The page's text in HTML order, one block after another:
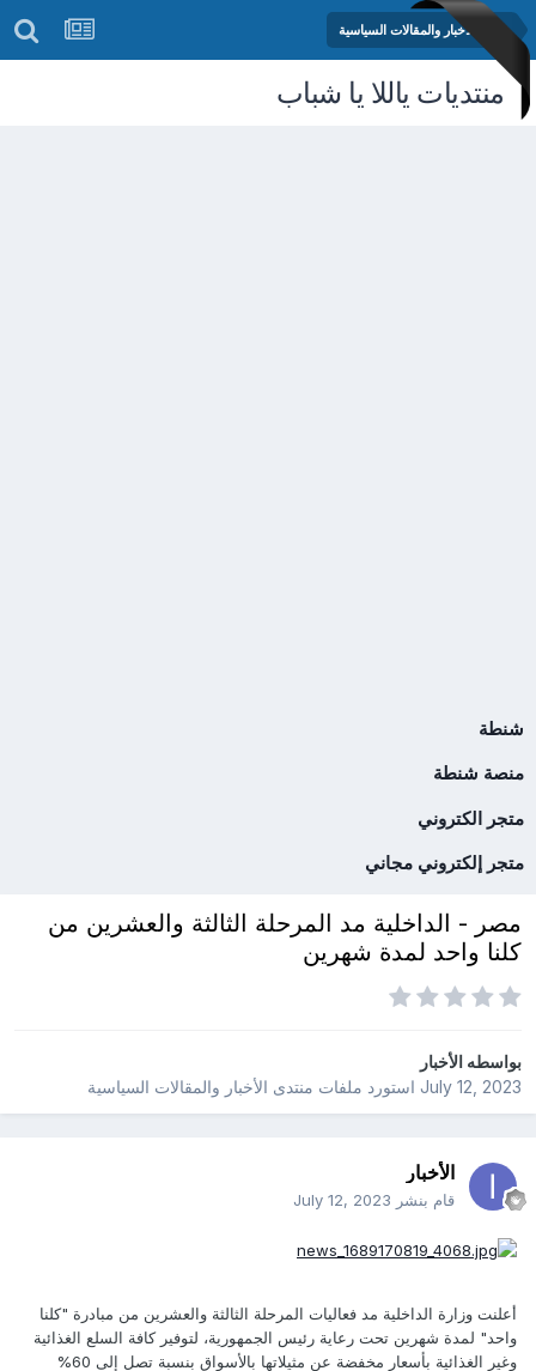
منتدى الأخبار والمقالات السياسية
منتديات ياللا يا شباب
شنطة
منصة شنطة
متجر الكتروني
متجر إلكتروني مجاني
مصر - الداخلية مد المرحلة الثالثة والعشرين من
كلنا واحد لمدة شهرين
بواسطهالأخبار
July 12, 2023استورد ملفات منتدى الأخبار والمقالات السياسية
الأخبار
قام بنشر July 12, 2023
أعلنت وزارة الداخلية مد فعاليات المرحلة الثالثة والعشرين من مبادرة "كلنا
واحد" لمدة شهرين تحت رعاية رئيس الجمهورية، لتوفير كافة السلع الغذائية
وغير الغذائية بأسعار مخفضة عن مثيلاتها بالأسواق بنسبة تصل إلى 60%